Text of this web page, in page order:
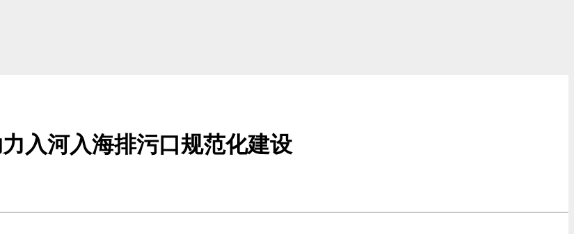
入河入海排污口规范化建设